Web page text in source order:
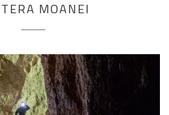
2018
MOANEI